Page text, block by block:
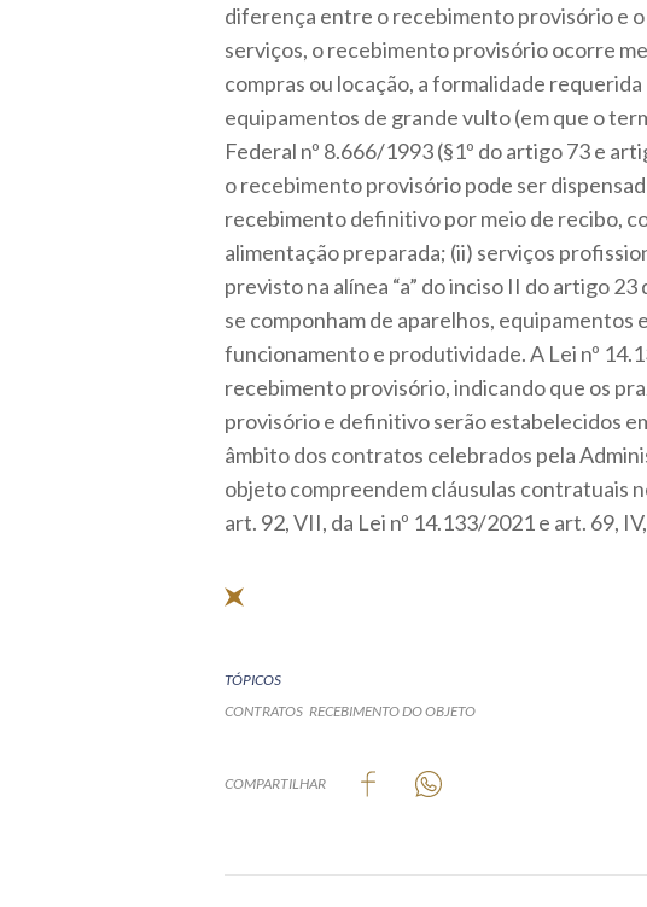
diferença entre o recebimento provisório e
serviços, o recebimento provisório ocorre
compras ou locação, a formalidade
equipamentos de grande vulto (em que o
Federal nº 8.666/1993 (§1º do artigo 73 e
o recebimento provisório pode ser
recebimento definitivo por meio de recibo,
alimentação preparada; (ii) serviços
previsto na alínea “a” do inciso II do artigo
se componham de aparelhos, equipamentos
funcionamento e produtividade. A Lei nº
recebimento provisório, indicando que os
provisório e definitivo serão estabelecidos
âmbito dos contratos celebrados pela
objeto compreendem cláusulas contratuais
art. 92, VII, da Lei nº 14.133/2021 e art. 69,
TÓPICOS
CONTRATOS RECEBIMENTO DO OBJETO
COMPARTILHAR